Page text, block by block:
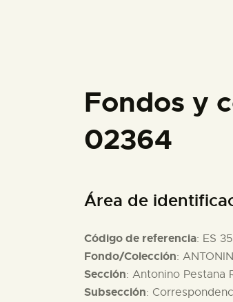
Fondos y
02364
Área de
Código de referencia: ES
Fondo/Colección:
Sección: Antonino Pestana
Subsección: